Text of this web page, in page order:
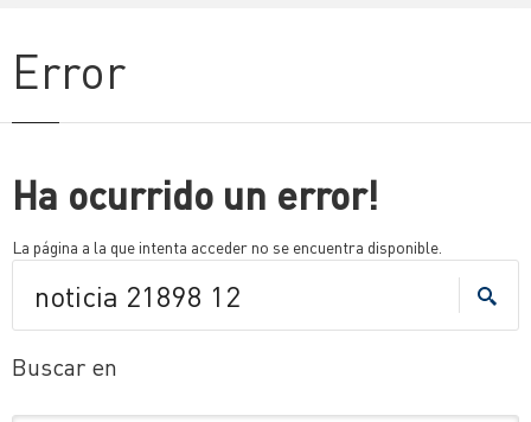
Error
Ha ocurrido un error!
La página a la que intenta acceder no se encuentra disponible.
Buscar en